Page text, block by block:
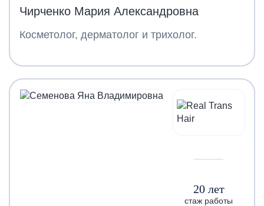
Чирченко Мария Александровна
Косметолог, дерматолог и трихолог.
20 лет
стаж работы